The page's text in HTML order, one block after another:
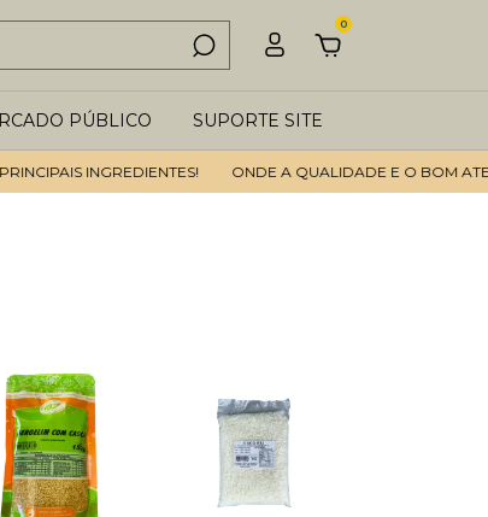
0
PÚBLICO SUPORTE SITE
INGREDIENTES! ONDE A QUALIDADE E O BOM